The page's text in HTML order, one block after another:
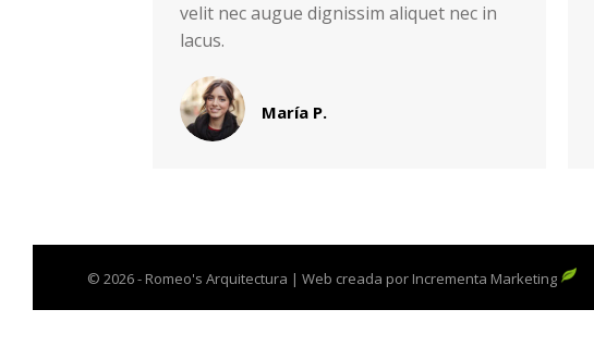
velit nec augue dignissim aliquet nec in
lacus.
María P.
© 2026 - Romeo's Arquitectura | Web creada por Incrementa Marketing